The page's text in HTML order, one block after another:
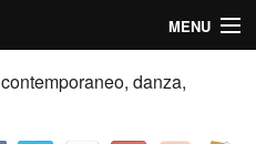
MENU
danza,